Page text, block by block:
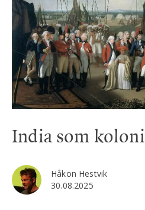
India som koloni
Håkon Hestvik
30.08.2025